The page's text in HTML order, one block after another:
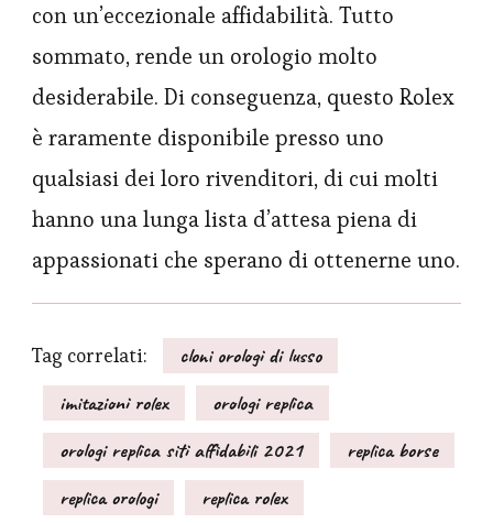
con un’eccezionale affidabilità. Tutto
sommato, rende un orologio molto
desiderabile. Di conseguenza, questo Rolex
è raramente disponibile presso uno
qualsiasi dei loro rivenditori, di cui molti
hanno una lunga lista d’attesa piena di
appassionati che sperano di ottenerne uno.
Tag correlati:
cloni orologi di lusso
imitazioni rolex
orologi replica
orologi replica siti affidabili 2021
replica borse
replica orologi
replica rolex